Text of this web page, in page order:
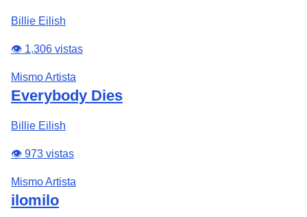
Billie Eilish
👁️ 1,306 vistas
Mismo Artista
Everybody Dies
Billie Eilish
👁️ 973 vistas
Mismo Artista
ilomilo